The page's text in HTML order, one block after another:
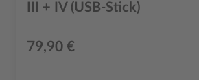
III + IV (USB-Stick)
79,90 €